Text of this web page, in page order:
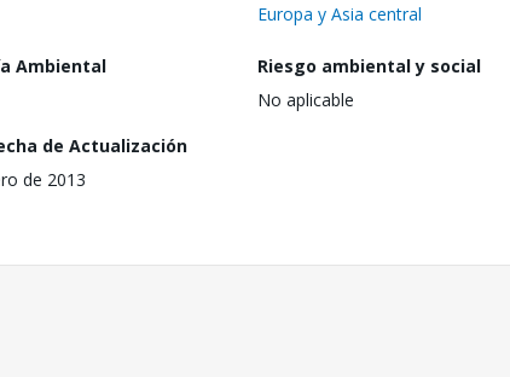
Europa y Asia central
Ambiental
Riesgo ambiental y social
No aplicable
de Actualización
de 2013